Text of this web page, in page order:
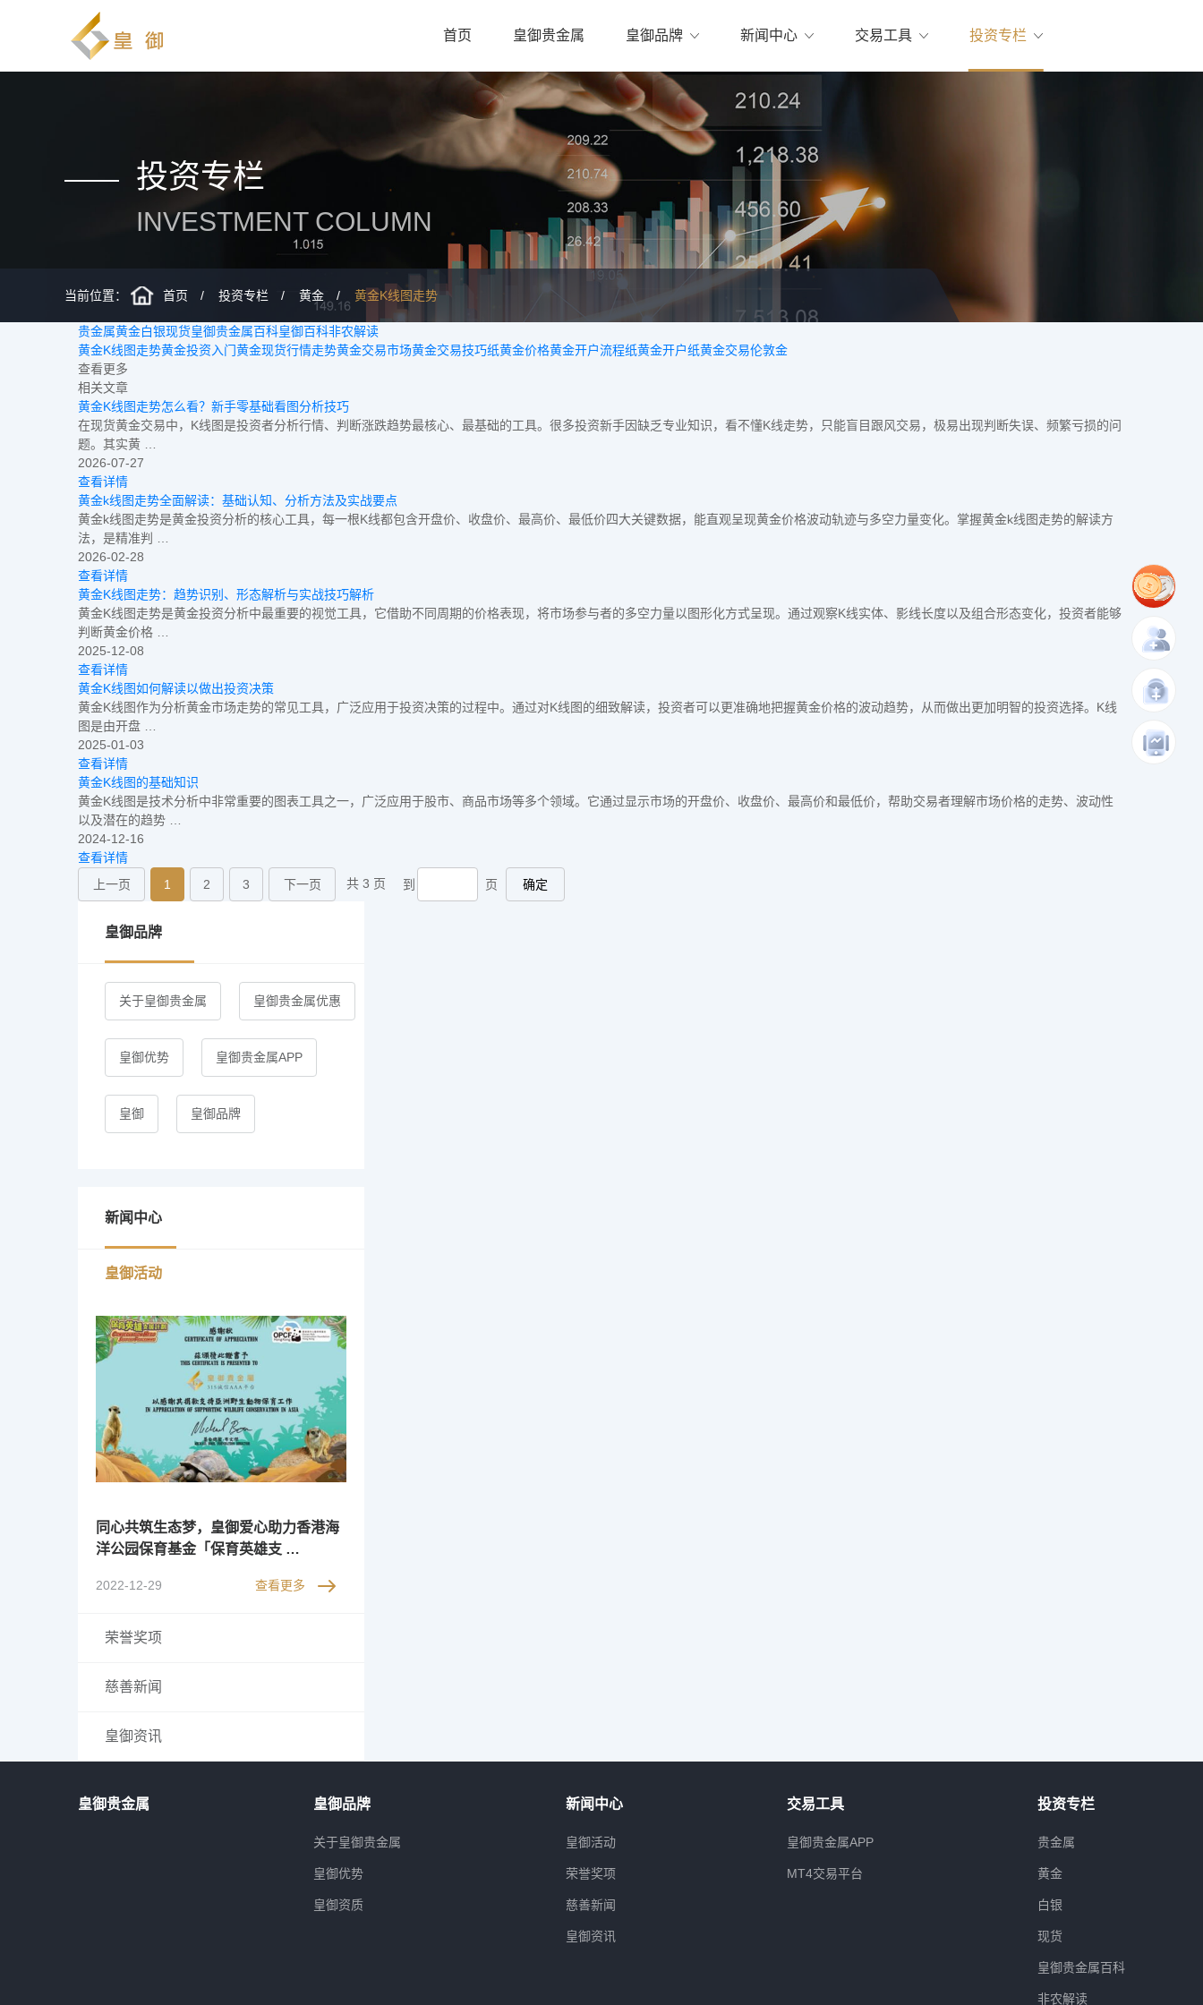
首页 皇御贵金属 皇御品牌 新闻中心 交易工具 投资专栏
投资专栏
INVESTMENT COLUMN
当前位置： 首页 投资专栏 黄金 黄金K线图走势
贵金属黄金白银现货皇御贵金属百科皇御百科非农解读
黄金K线图走势黄金投资入门黄金现货行情走势黄金交易市场黄金交易技巧纸黄金价格黄金开户流程纸黄金开户纸黄金交易伦敦金
查看更多
相关文章
黄金K线图走势怎么看？新手零基础看图分析技巧
在现货黄金交易中，K线图是投资者分析行情、判断涨跌趋势最核心、最基础的工具。很多投资新手因缺乏专业知识，看不懂K线走势，只能盲目跟风交易，极易出现判断失误、频繁亏损的问
题。其实黄 …
2026-07-27
查看详情
黄金k线图走势全面解读：基础认知、分析方法及实战要点
黄金k线图走势是黄金投资分析的核心工具，每一根K线都包含开盘价、收盘价、最高价、最低价四大关键数据，能直观呈现黄金价格波动轨迹与多空力量变化。掌握黄金k线图走势的解读方
法，是精准判 …
2026-02-28
查看详情
黄金K线图走势：趋势识别、形态解析与实战技巧解析
黄金K线图走势是黄金投资分析中最重要的视觉工具，它借助不同周期的价格表现，将市场参与者的多空力量以图形化方式呈现。通过观察K线实体、影线长度以及组合形态变化，投资者能够
判断黄金价格 …
2025-12-08
查看详情
黄金K线图如何解读以做出投资决策
黄金K线图作为分析黄金市场走势的常见工具，广泛应用于投资决策的过程中。通过对K线图的细致解读，投资者可以更准确地把握黄金价格的波动趋势，从而做出更加明智的投资选择。K线
图是由开盘 …
2025-01-03
查看详情
黄金K线图的基础知识
黄金K线图是技术分析中非常重要的图表工具之一，广泛应用于股市、商品市场等多个领域。它通过显示市场的开盘价、收盘价、最高价和最低价，帮助交易者理解市场价格的走势、波动性
以及潜在的趋势 …
2024-12-16
查看详情
上一页
1 2 3 下一页 共 3 页 到 页 确定
皇御品牌
关于皇御贵金属 皇御贵金属优惠
皇御优势 皇御贵金属APP
皇御 皇御品牌
新闻中心
皇御活动
同心共筑生态梦，皇御爱心助力香港海
洋公园保育基金「保育英雄支 …
2022-12-29 查看更多
荣誉奖项
慈善新闻
皇御资讯
皇御贵金属 皇御品牌
关于皇御贵金属
皇御优势
皇御资质
新闻中心
皇御活动
荣誉奖项
慈善新闻
皇御资讯
交易工具
皇御贵金属APP
MT4交易平台
投资专栏
贵金属
黄金
白银
现货
皇御贵金属百科
非农解读